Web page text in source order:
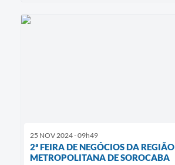
25 NOV 2024 - 09h49
2ª FEIRA DE NEGÓCIOS DA REGIÃO
METROPOLITANA DE SOROCABA